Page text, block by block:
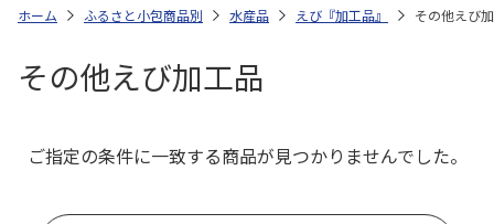
ホーム ふるさと小包商品別 水産品 えび『加工品』 その他えび
その他えび加工品
ご指定の条件に一致する商品が見つかりませんでした。